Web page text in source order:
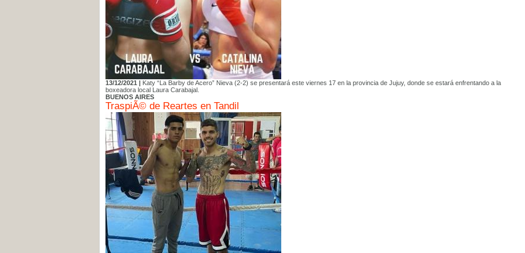
13/12/2021 | Katy “La Barby de Acero” Nieva (2-2) se presentará este viernes 17 en la provincia de Jujuy, donde se estará enfrentando a la
boxeadora local Laura Carabajal.
BUENOS AIRES
TraspiÃ© de Reartes en Tandil